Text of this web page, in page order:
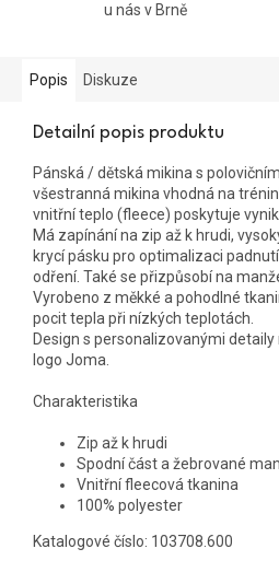
u nás v Brně
Popis Diskuze
Detailní popis produktu
Pánská / dětská mikina s
všestranná mikina vhodná na
vnitřní teplo (fleece) poskytuje
Má zapínání na zip až k hrudi,
krycí pásku pro optimalizaci
odření. Také se přizpůsobí na
Vyrobeno z měkké a pohodlné
pocit tepla při nízkých teplotách.
Design s personalizovanými
logo Joma.
Charakteristika
Zip až k hrudi
Spodní část a žebrované
Vnitřní fleecová tkanina
100% polyester
Katalogové číslo: 103708.600